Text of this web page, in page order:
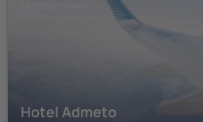
Hotel Admeto